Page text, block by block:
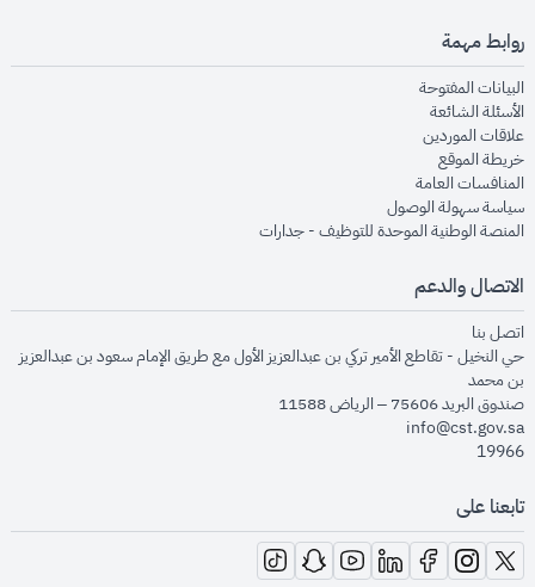
روابط مهمة
البيانات المفتوحةopens in new window
الأسئلة الشائعةopens in new window
علاقات الموردينopens in new window
خريطة الموقعopens in new window
المنافسات العامةopens in new window
سياسة سهولة الوصولopens in new window
المنصة الوطنية الموحدة للتوظيف - جداراتopens in new window
الاتصال والدعم
اتصل بنا
حي النخيل - تقاطع الأمير تركي بن عبدالعزيز الأول مع طريق الإمام سعود بن عبدالعزيز
بن محمد
صندوق البريد 75606 – الرياض 11588
info@cst.gov.sa
19966
تابعنا على
opens in new window
opens in new window
opens in new window
opens in new window
opens in new window
opens in new window
opens in new window